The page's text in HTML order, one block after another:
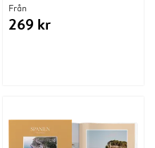
Från
269 kr